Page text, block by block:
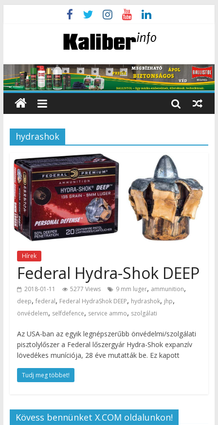
hydrashok
Hírek
Federal Hydra-Shok DEEP
2018-01-11 5277 Views 9 mm luger, ammunition,
deep, federal, Federal HydraShok DEEP, hydrashok, jhp,
önvédelem, selfdefence, service ammo, szolgálati
Az USA-ban az egyik legnépszerűbb önvédelmi/szolgálati
pisztolylőszer a Federal lőszergyár Hydra-Shok expanzív
lövedékes muníciója, 28 éve mutatták be. Ez kapott
Tudj meg többet!
Kövess bennünket X.COM oldalunkon!